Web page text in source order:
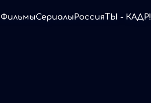
ФильмыСериалыРоссияТЫ - КАДР!